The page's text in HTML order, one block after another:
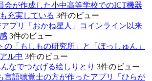
会が作成した小中高等学校でのICT機器
充実している 3件のビュー
プリ「おかね星人」コインライン以来
3件のビュー
の「もしもの研究所」と「ぽっしゅん」
ル中 3件のビュー
んなでつなげる絵しりとり 3件のビュー
言語聴覚士の方が作ったアプリ「ひらが